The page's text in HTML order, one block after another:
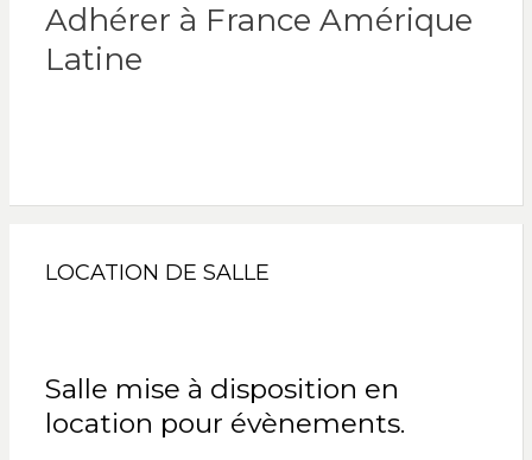
Adhérer à France Amérique
Latine
LOCATION DE SALLE
Salle mise à disposition en
location pour évènements.